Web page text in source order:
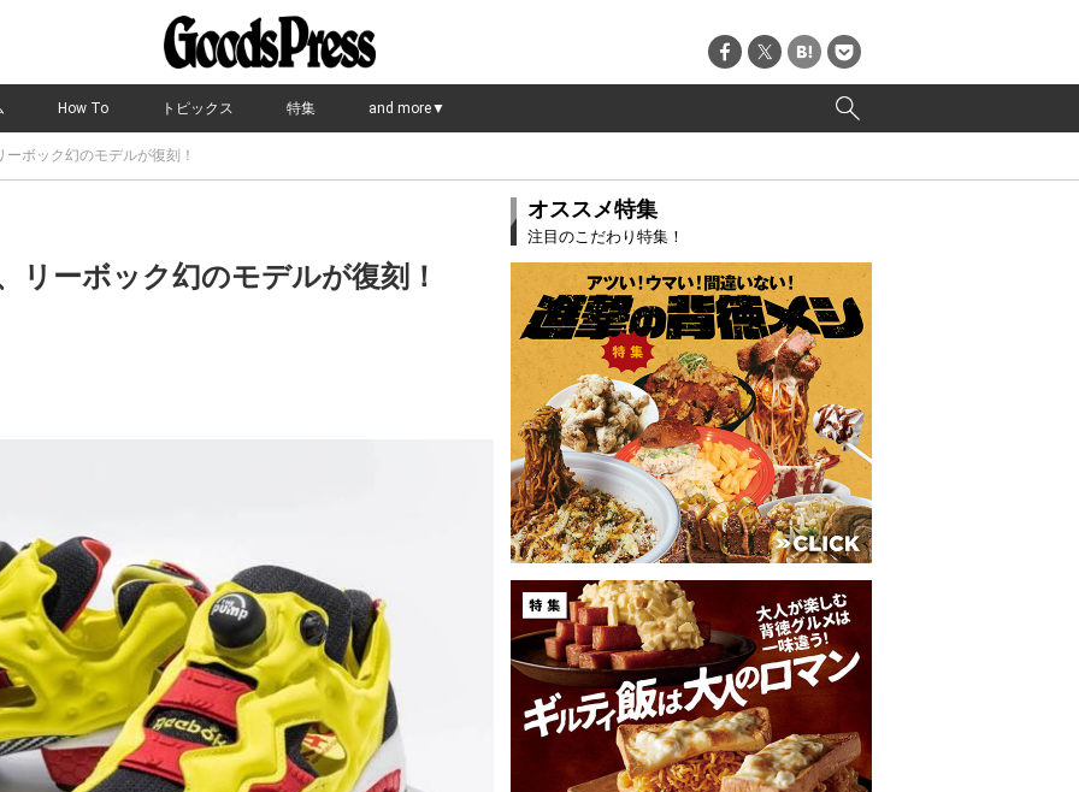
How To トピックス 特集 and more▼
ボック幻のモデルが復刻！
リーボック幻のモデルが復刻！
オススメ特集
注目のこだわり特集！